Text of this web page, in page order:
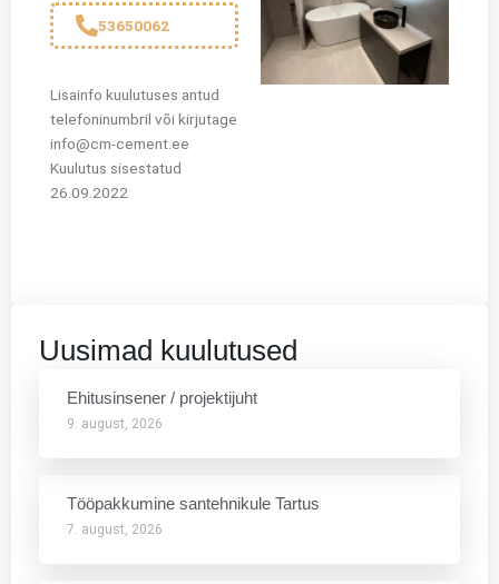
53650062
Lisainfo kuulutuses antud
telefoninumbril või kirjutage
info@cm-cement.ee
Kuulutus sisestatud
26.09.2022
Uusimad kuulutused
Ehitusinsener / projektijuht
9. august, 2026
Tööpakkumine santehnikule Tartus
7. august, 2026